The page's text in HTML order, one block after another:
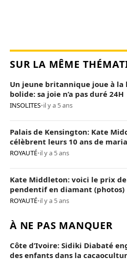
SUR LA MÊME
Un jeune britannique joue à
bolide: sa joie n’a pas duré 24H
INSOLITES•il y a 5 ans
Palais de Kensington: Kate
célèbrent leurs 10 ans de
ROYAUTÉ•il y a 5 ans
Kate Middleton: voici le prix
pendentif en diamant (photos)
ROYAUTÉ•il y a 5 ans
À NE PAS MANQUER
Côte d’Ivoire: Sidiki Diabaté
des enfants dans la